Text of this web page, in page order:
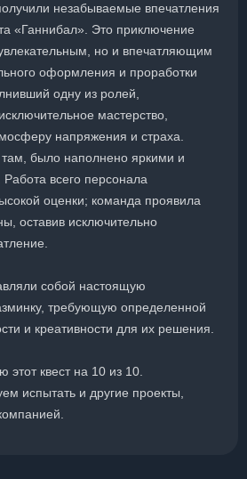
незабываемые впечатления
«Ганнибал». Это приключение
но и впечатляющим
оформления и проработки
одну из ролей,
мастерство,
напряжения и страха.
было наполнено яркими и
всего персонала
оценки; команда проявила
оставив исключительно
собой настоящую
требующую определенной
и креативности для их решения.
квест на 10 из 10.
испытать и другие проекты,